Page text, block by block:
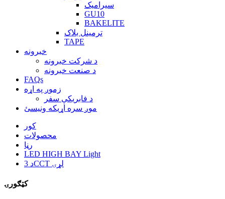
سیرامیک
GU10
BAKELITE
ترمینل بلاک
TAPE
خبرونه
د شرکت خبرونه
د صنعت خبرونه
FAQs
زموږ په اړه
د فابریکې سفر
موږ سره اړیکه ونیسئ
کور
محصولات
رڼا
LED HIGH BAY Light
د 3CCT لړۍ
کټګورۍ